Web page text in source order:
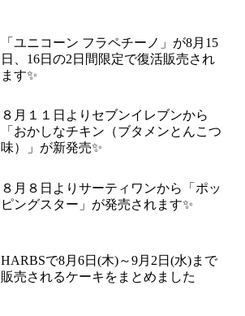
「ユニコーン フラペチーノ」が8月15
日、16日の2日間限定で復活販売され
ます✨
８月１１日よりセブンイレブンから
「おかしなチキン（ブタメンとんこつ
味）」が新発売✨
８月８日よりサーティワンから「ポッ
ピングスター」が発売されます✨
HARBSで8月6日(木)～9月2日(水)まで
販売されるケーキをまとめました